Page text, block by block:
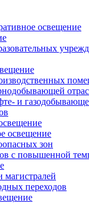
освещение
и
освещение
зон
с повышенной
магистралей
переходов